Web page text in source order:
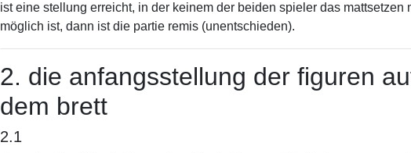
ist eine stellung erreicht, in der keinem der beiden spieler das mattsetzen
möglich ist, dann ist die partie remis (unentschieden).
2. die anfangsstellung der figuren
dem brett
2.1